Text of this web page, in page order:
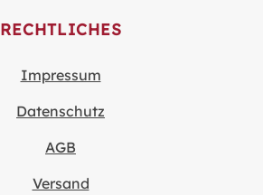
RECHTLICHES
Impressum
Datenschutz
AGB
Versand